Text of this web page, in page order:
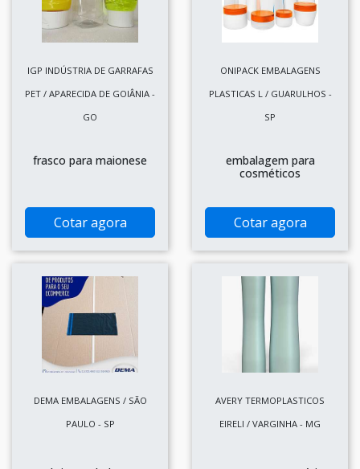
IGP INDÚSTRIA DE GARRAFAS
PET / APARECIDA DE GOIÂNIA -
GO
frasco para maionese
Cotar agora
ONIPACK EMBALAGENS
PLASTICAS L / GUARULHOS -
SP
embalagem para
cosméticos
Cotar agora
DEMA EMBALAGENS / SÃO
PAULO - SP
AVERY TERMOPLASTICOS
EIRELI / VARGINHA - MG